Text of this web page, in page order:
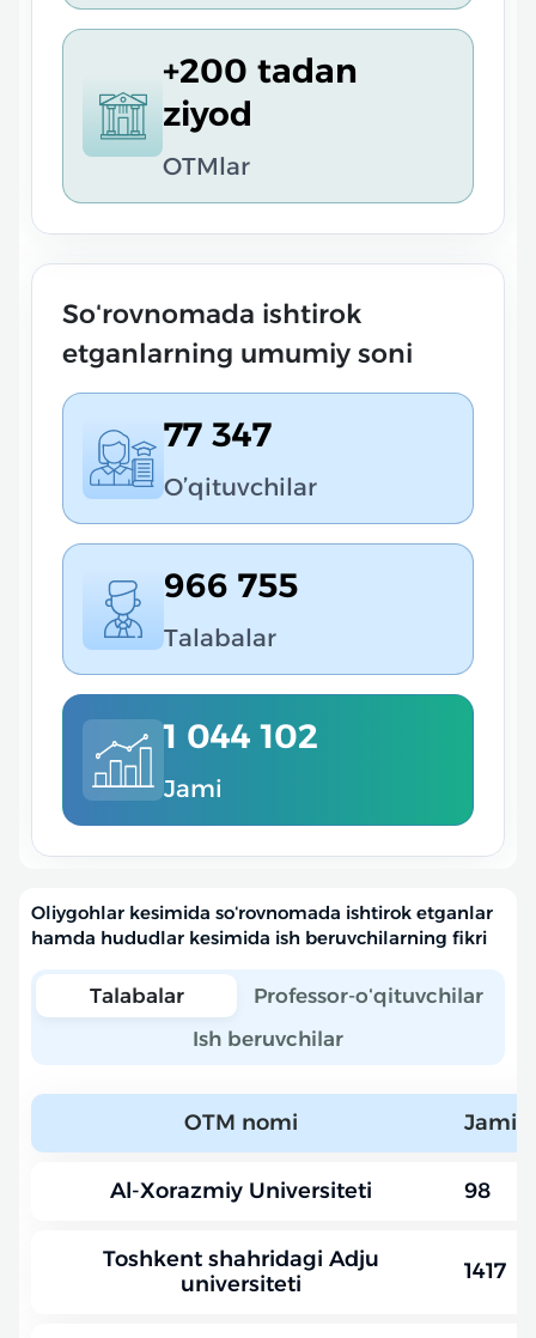
+200 tadan
ziyod
OTMlar
Soʻrovnomada ishtirok
etganlarning umumiy soni
77 347
O’qituvchilar
966 755
Talabalar
1 044 102
Jami
Oliygohlar kesimida soʻrovnomada ishtirok etganlar
hamda hududlar kesimida ish beruvchilarning fikri
Talabalar
Professor-oʻqituvchilar
Ish beruvchilar
OTM nomi Jami
Al-Xorazmiy Universiteti 98
Toshkent shahridagi Adju
universiteti
1417